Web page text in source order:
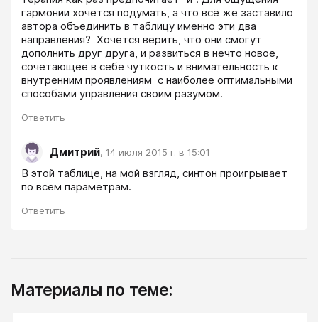
гармонии хочется подумать, а что всё же заставило
автора объединить в таблицу именно эти два
направления?  Хочется верить, что они смогут
дополнить друг друга, и развиться в нечто новое,
сочетающее в себе чуткость и внимательность к
внутренним проявлениям  с наиболее оптимальными
способами управления своим разумом.
Ответить
Дмитрий, 14 июля 2015 г. в 15:01
В этой таблице, на мой взгляд, синтон проигрывает
по всем параметрам.
Ответить
Материалы по теме: